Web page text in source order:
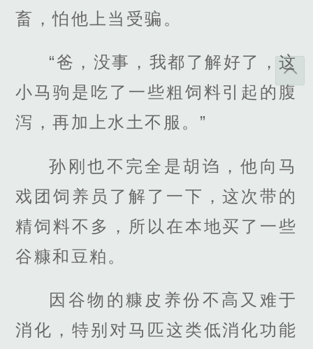
畜，怕他上当受骗。
“爸，没事，我都了解好了，这
小马驹是吃了一些粗饲料引起的腹
泻，再加上水土不服。”
孙刚也不完全是胡诌，他向马
戏团饲养员了解了一下，这次带的
精饲料不多，所以在本地买了一些
谷糠和豆粕。
因谷物的糠皮养份不高又难于
消化，特别对马匹这类低消化功能